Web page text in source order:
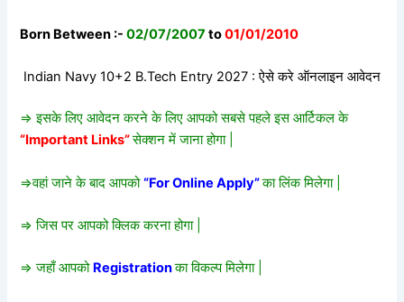
Born Between :- 02/07/2007 to01/01/2010
Indian Navy 10+2 B.Tech Entry 2027 : ऐसे करे ऑनलाइन आवेदन
=> इसके लिए आवेदन करने के लिए आपको सबसे पहले इस आर्टिकल के
“Important Links”सेक्शन में जाना होगा |
=>वहां जाने के बाद आपको“For Online Apply”का लिंक मिलेगा |
=> जिस पर आपको क्लिक करना होगा |
=> जहाँ आपको Registrationका विकल्प मिलेगा |